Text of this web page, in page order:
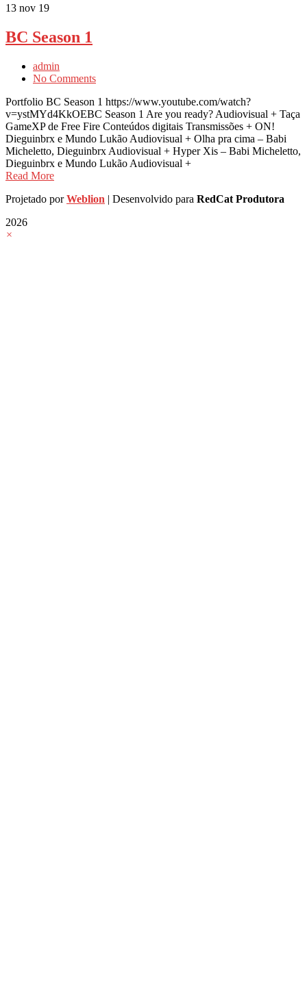
13 nov 19
BC Season 1
admin
No Comments
Portfolio BC Season 1 https://www.youtube.com/watch?
v=ystMYd4KkOEBC Season 1 Are you ready? Audiovisual + Taça
GameXP de Free Fire Conteúdos digitais Transmissões + ON!
Dieguinbrx e Mundo Lukão Audiovisual + Olha pra cima – Babi
Micheletto, Dieguinbrx Audiovisual + Hyper Xis – Babi Micheletto,
Dieguinbrx e Mundo Lukão Audiovisual +
Read More
Projetado porWeblion | Desenvolvido para RedCat Produtora
2026
×